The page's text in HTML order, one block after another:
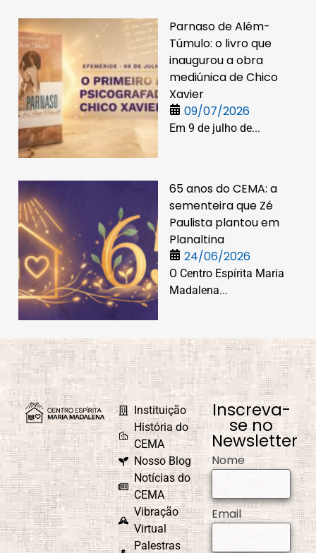
Parnaso de Além-
Túmulo: o livro que
inaugurou a obra
mediúnica de Chico
Xavier
09/07/2026
Em 9 de julho de...
65 anos do CEMA: a
sementeira que Zé
Paulista plantou em
Planaltina
24/06/2026
O Centro Espírita Maria
Madalena...
Instituição
História do
CEMA
Nosso Blog
Notícias do
CEMA
Vibração
Virtual
Palestras
Inscreva-
se no
Newsletter
Nome
Email